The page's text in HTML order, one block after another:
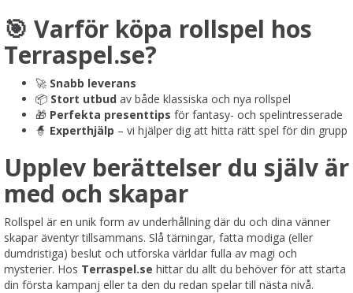
🎯 Varför köpa rollspel hos
Terraspel.se?
🚀 Snabb leverans
📦 Stort utbud av både klassiska och nya rollspel
🎁 Perfekta presenttips för fantasy- och spelintresserade
🧙 Experthjälp – vi hjälper dig att hitta rätt spel för din grupp
Upplev berättelser du själv är
med och skapar
Rollspel är en unik form av underhållning där du och dina vänner
skapar äventyr tillsammans. Slå tärningar, fatta modiga (eller
dumdristiga) beslut och utforska världar fulla av magi och
mysterier. Hos Terraspel.se hittar du allt du behöver för att starta
din första kampanj eller ta den du redan spelar till nästa nivå.